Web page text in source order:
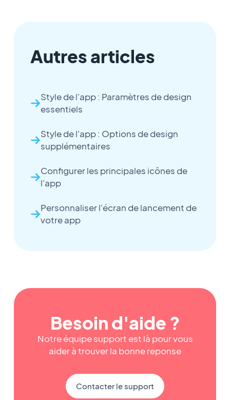
Autres articles
Style de l'app : Paramètres de design
essentiels
Style de l'app : Options de design
supplémentaires
Configurer les principales icônes de
l'app
Personnaliser l'écran de lancement de
votre app
Besoin d'aide ?
Notre équipe support est là pour vous
aider à trouver la bonne reponse
Contacter le support